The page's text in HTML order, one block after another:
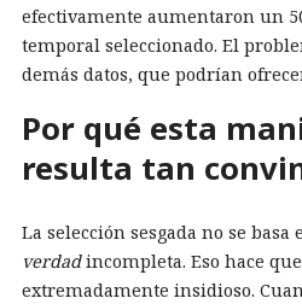
efectivamente aumentaron un
temporal seleccionado. El
demás datos, que podrían
Por qué esta
resulta tan
La selección sesgada no se
verdadincompleta. Eso hace
extremadamente insidioso.